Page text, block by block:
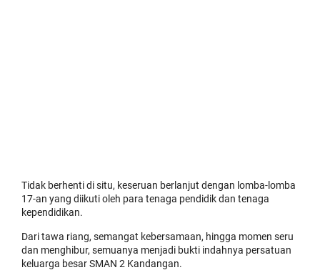
Tidak berhenti di situ, keseruan berlanjut dengan lomba-lomba
17-an yang diikuti oleh para tenaga pendidik dan tenaga
kependidikan.
Daritawa riang, semangat kebersamaan, hingga momen seru
dan menghibur, semuanya menjadi bukti indahnya persatuan
keluarga besar SMAN 2 Kandangan.